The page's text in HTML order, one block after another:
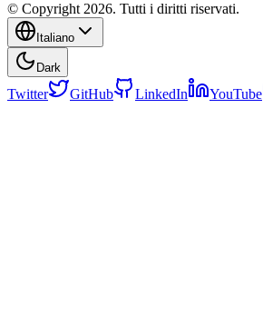
© Copyright 2026. Tutti i diritti riservati.
Italiano
Dark
Twitter GitHub LinkedIn YouTube